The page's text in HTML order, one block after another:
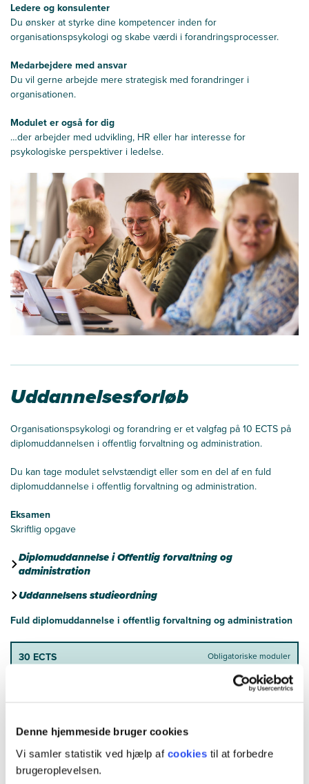
Denne hjemmeside bruger cookies
Vi samler statistik ved hjælp af cookies til at forbedre
brugeroplevelsen.
Ledere og konsulenter
Du ønsker at styrke dine kompetencer inden for
organisationspsykologi og skabe værdi i forandringsprocesser.
Medarbejdere med ansvar
Du vil gerne arbejde mere strategisk med forandringer i
organisationen.
Modulet er også for dig
…der arbejder med udvikling, HR eller har interesse for
psykologiske perspektiver i ledelse.
Uddannelsesforløb
Organisationspsykologi og forandring er et valgfag på 10 ECTS på
diplomuddannelsen i offentlig forvaltning og administration.
Du kan tage modulet selvstændigt eller som en del af en fuld
diplomuddannelse i offentlig forvaltning og administration.
Eksamen
Skriftlig opgave
Diplomuddannelse i Offentlig forvaltning og
administration
Uddannelsens studieordning
Fuld diplomuddannelse i offentlig forvaltning og administration
30 ECTS Obligatoriske moduler
Valgfrie moduler
15 ECTS